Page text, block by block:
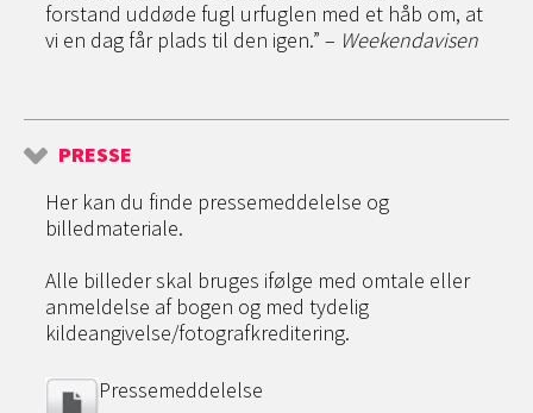
forstand uddøde fugl urfuglen med et håb om, at
vi en dag får plads til den igen.” – Weekendavisen
PRESSE
Her kan du finde pressemeddelelse og
billedmateriale.
Alle billeder skal bruges ifølge med omtale eller
anmeldelse af bogen og med tydelig
kildeangivelse/fotografkreditering.
Pressemeddelelse